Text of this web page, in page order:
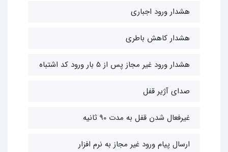
هشدار ورود اجباری
هشدار کاهش باطری
هشدار ورود غیر مجاز پس از 5 بار ورود کد اشتباه
صدای آژیر قفل
غیرفعال شدن قفل به مدت 90 ثانیه
ارسال پیام ورود غیر مجاز به نرم افزار